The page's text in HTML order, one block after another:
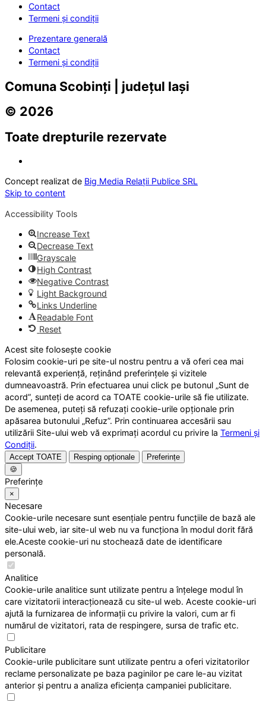
Contact
Termeni și condiții
Prezentare generală
Contact
Termeni și condiții
Comuna Scobinți | județul Iași
© 2026
Toate drepturile rezervate
Concept realizat de Big Media Relații Publice SRL
Skip to content
Accessibility Tools
Increase Text
Decrease Text
Grayscale
High Contrast
Negative Contrast
Light Background
Links Underline
Readable Font
Reset
Acest site folosește cookie
Folosim cookie-uri pe site-ul nostru pentru a vă oferi cea mai
relevantă experiență, reținând preferințele și vizitele
dumneavoastră. Prin efectuarea unui click pe butonul „Sunt de
acord”, sunteți de acord ca TOATE cookie-urile să fie utilizate.
De asemenea, puteți să refuzați cookie-urile opționale prin
apăsarea butonului „Refuz”. Prin continuarea accesării sau
utilizării Site-ului web vă exprimați acordul cu privire la Termeni și
Condiții.
Accept TOATE Resping opționale
Preferințe
🍪
Preferințe
×
Necesare
Cookie-urile necesare sunt esențiale pentru funcțiile de bază ale
site-ului web, iar site-ul web nu va funcționa în modul dorit fără
ele.Aceste cookie-uri nu stochează date de identificare
personală.
Analitice
Cookie-urile analitice sunt utilizate pentru a înțelege modul în
care vizitatorii interacționează cu site-ul web. Aceste cookie-uri
ajută la furnizarea de informații cu privire la valori, cum ar fi
numărul de vizitatori, rata de respingere, sursa de trafic etc.
Publicitare
Cookie-urile publicitare sunt utilizate pentru a oferi vizitatorilor
reclame personalizate pe baza paginilor pe care le-au vizitat
anterior și pentru a analiza eficiența campaniei publicitare.